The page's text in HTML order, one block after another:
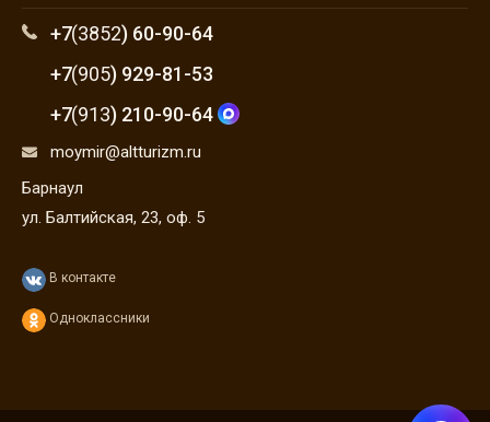
+7(3852) 60-90-64
+7(905) 929-81-53
+7(913) 210-90-64
moymir@altturizm.ru
Барнаул
ул. Балтийская, 23, оф. 5
В контакте
Одноклассники